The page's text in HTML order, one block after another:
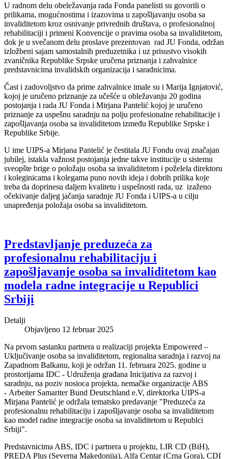
U radnom delu obeležavanja rada Fonda panelisti su govorili o
prilikama, mogućnostima i izazovima u zapošljavanju osoba sa
invaliditetom kroz osnivanje privrednih društava, o profesionalnoj
rehabilitaciji i primeni Konvencije o pravima osoba sa invaliditetom,
dok je u svečanom delu proslave prezentovan rad JU Fonda, održan
izložbeni sajam samostalnih preduzetnika i uz prisustvo visokih
zvaničnika Republike Srpske uručena priznanja i zahvalnice
predstavnicima invalidskih organizacija i saradnicima.
Čast i zadovoljstvo da prime zahvalnice imale su i Marija Ignjatović,
kojoj je uručeno priznanje za učešće u obležavanju 20 godina
postojanja i rada JU Fonda i Mirjana Pantelić kojoj je uručeno
priznanje za uspešnu saradnju na polju profesionalne rehabilitacije i
zapošljavanja osoba sa invaliditetom između Republike Srpske i
Republike Srbije.
U ime UIPS-a Mirjana Pantelić je čestitala JU Fondu ovaj značajan
jubilej, istakla važnost postojanja jedne takve institucije u sistemu
sveopšte brige o položaju osoba sa invaliditetom i poželela direktoru
i koleginicama i kolegama puno novih ideja i dobrih prilika koje
treba da doprinesu daljem kvalitetu i uspešnosti rada, uz izaženo
očekivanje daljeg jačanja saradnje JU Fonda i UIPS-a u cilju
unapređenja položaja osoba sa invaliditetom.
Predstavljanje preduzeća za
profesionalnu rehabilitaciju i
zapošljavanje osoba sa invaliditetom kao
modela radne integracije u Republici
Srbiji
Detalji
Objavljeno 12 februar 2025
Na prvom sastanku partnera u realizaciji projekta Empowered –
Uključivanje osoba sa invaliditetom, regionalna saradnja i razvoj na
Zapadnom Balkanu, koji je održan 11. februara 2025. godine u
prostorijama IDC - Udruženja građana Inicijativa za razvoj i
saradnju, na poziv nosioca projekta, nemačke organizacije ABS
- Arbeiter Samariter Bund Deutschland e.V, direktorka UIPS-a
Mirjana Pantelić je održala tematsko predavanje "Preduzeća za
profesionalnu rehabilitaciju i zapošljavanje osoba sa invaliditetom
kao model radne integracije osoba sa invaliditetom u Republci
Srbiji".
Predstavnicima ABS, IDC i partnera u projektu, LIR CD (BiH),
PREDA Plus (Severna Makedonija), Alfa Centar (Crna Gora), CDI